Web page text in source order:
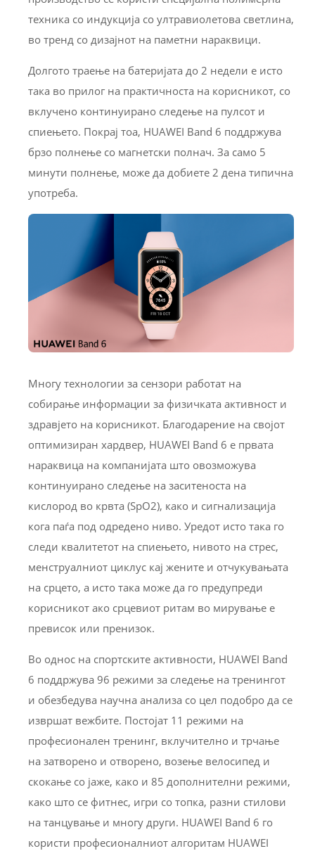
техника со индукција со ултравиолетова светлина,
во тренд со дизајнот на паметни нараквици.
Долгото траење на батеријата до 2 недели е исто
така во прилог на практичноста на корисникот, со
вклучено континуирано следење на пулсот и
спиењето. Покрај тоа, HUAWEI Band 6 поддржува
брзо полнење со магнетски полнач. За само 5
минути полнење, може да добиете 2 дена типична
употреба.
Многу технологии за сензори работат на
собирање информации за физичката активност и
здравјето на корисникот. Благодарение на својот
оптимизиран хардвер, HUAWEI Band 6 е првата
нараквица на компанијата што овозможува
континуирано следење на заситеноста на
кислород во крвта (SpO2), како и сигнализација
кога паѓа под одредено ниво. Уредот исто така го
следи квалитетот на спиењето, нивото на стрес,
менструалниот циклус кај жените и отчукувањата
на срцето, а исто така може да го предупреди
корисникот ако срцевиот ритам во мирување е
превисок или пренизок.
Во однос на спортските активности, HUAWEI Band
6 поддржува 96 режими за следење на тренингот
и обезбедува научна анализа со цел подобро да се
извршат вежбите. Постојат 11 режими на
професионален тренинг, вклучително и трчање
на затворено и отворено, возење велосипед и
скокање со јаже, како и 85 дополнителни режими,
како што се фитнес, игри со топка, разни стилови
на танцување и многу други. HUAWEI Band 6 го
користи професионалниот алгоритам HUAWEI